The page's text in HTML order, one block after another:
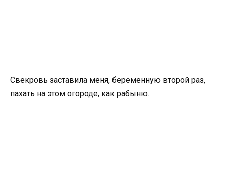
Свекровь заставила меня, беременную второй раз,
пахать на этом огороде, как рабыню.